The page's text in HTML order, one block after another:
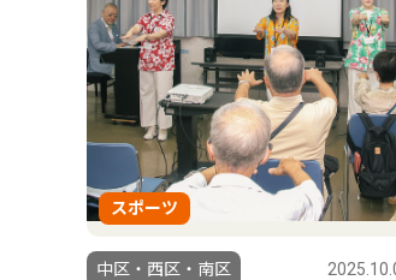
スポーツ
中区・西区・南区